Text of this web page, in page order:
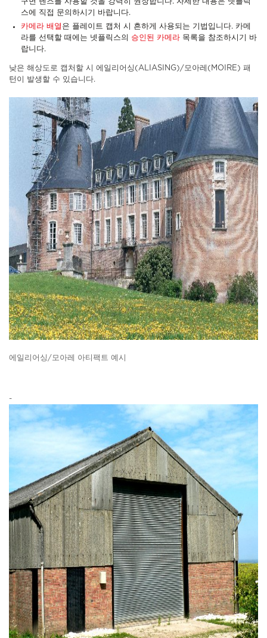
스에 직접 문의하시기 바랍니다.
카메라 배열 은 플레이트 캡처 시 흔하게 사용되는 기법입니다. 카메
라를 선택할 때에는 넷플릭스의 승인된 카메라 목록을 참조하시기 바
랍니다.
낮은 해상도로 캡처할 시 에일리어싱(ALIASING)/모아레(MOIRE) 패
턴이 발생할 수 있습니다.
에일리어싱/모아레 아티팩트 예시
-